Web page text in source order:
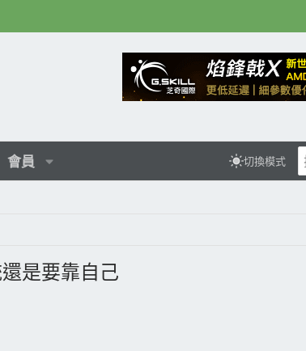
會員 切換模式
是要靠自己